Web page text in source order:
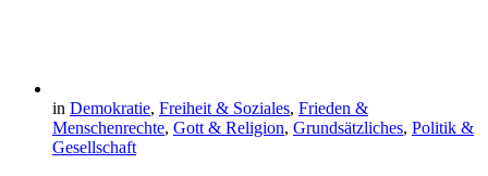
in Demokratie, Freiheit & Soziales, Frieden &
Menschenrechte, Gott & Religion, Grundsätzliches, Politik &
Gesellschaft